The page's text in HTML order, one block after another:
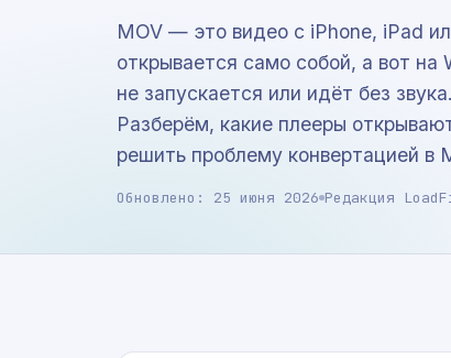
MOV — это видео с iPhone, iPad
открывается само собой, а вот
не запускается или идёт без
Разберём, какие плееры
решить проблему конвертацией в
Обновлено: 25 июня 2026 Редакция